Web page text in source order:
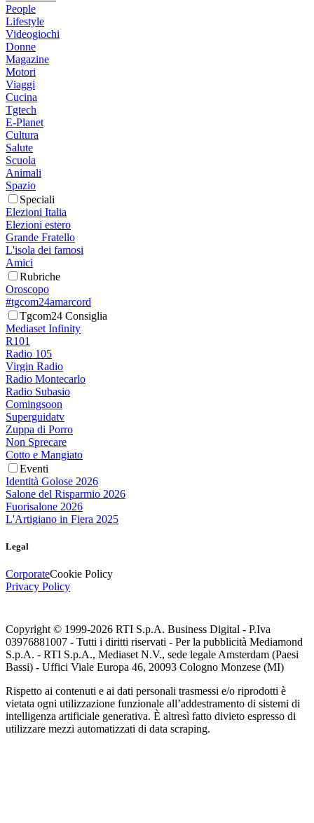
People
Lifestyle
Videogiochi
Donne
Magazine
Motori
Viaggi
Cucina
Tgtech
E-Planet
Cultura
Salute
Scuola
Animali
Spazio
Speciali
Elezioni Italia
Elezioni estero
Grande Fratello
L'isola dei famosi
Amici
Rubriche
Oroscopo
#tgcom24amarcord
Tgcom24 Consiglia
Mediaset Infinity
R101
Radio 105
Virgin Radio
Radio Montecarlo
Radio Subasio
Comingsoon
Superguidatv
Zuppa di Porro
Non Sprecare
Cotto e Mangiato
Eventi
Identità Golose 2026
Salone del Risparmio 2026
Fuorisalone 2026
L'Artigiano in Fiera 2025
Legal
CorporateCookie Policy
Privacy Policy
Copyright © 1999-2026 RTI S.p.A. Business Digital - P.Iva
03976881007 - Tutti i diritti riservati - Per la pubblicità Mediamond
S.p.A. - RTI S.p.A., Mediaset N.V., sede legale Amsterdam (Paesi
Bassi) - Uffici Viale Europa 46, 20093 Cologno Monzese (MI)
Rispetto ai contenuti e ai dati personali trasmessi e/o riprodotti è
vietata ogni utilizzazione funzionale all’addestramento di sistemi di
intelligenza artificiale generativa. È altresì fatto divieto espresso di
utilizzare mezzi automatizzati di data scraping.